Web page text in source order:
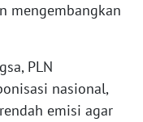
mengembangkan
PLN
nasional,
emisi agar